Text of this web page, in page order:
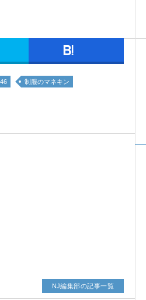
制服のマネキン
NJ編集部の記事一覧